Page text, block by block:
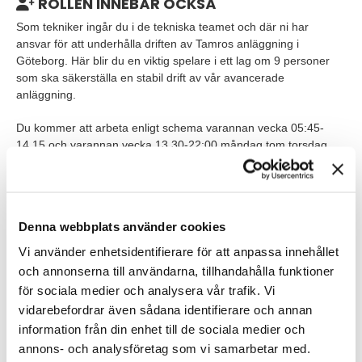
Denna webbplats använder cookies
Vi använder enhetsidentifierare för att anpassa innehållet
och annonserna till användarna, tillhandahålla funktioner
för sociala medier och analysera vår trafik. Vi
vidarebefordrar även sådana identifierare och annan
information från din enhet till de sociala medier och
annons- och analysföretag som vi samarbetar med.
Som tekniker ingår du i de tekniska teamet och där ni har
ansvar för att underhålla driften av Tamros anläggning i
Göteborg. Här blir du en viktig spelare i ett lag om 9 personer
som ska säkerställa en stabil drift av vår avancerade
anläggning.
Du kommer att arbeta enligt schema varannan vecka 05:45-
14.15 och varannan vecka 13.30-22:00 måndag tom torsdag
och fredagar 10:30-19:00. Som tekniker arbetar tre kollegor på
varje pass och schemalagd beredskapstjänstgöring ingår.
VEM ÄR DU?
Du har förmodligen en teknisk utbildning, exempelvis en
YH-utbildning inom driftteknik.
Du har några års erfarenheter som tekniker inom området
underhåll och produktion.